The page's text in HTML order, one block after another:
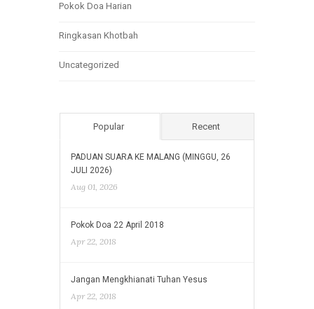
Pokok Doa Harian
Ringkasan Khotbah
Uncategorized
Popular Recent
PADUAN SUARA KE MALANG (MINGGU, 26
JULI 2026)
Aug 01, 2026
Pokok Doa 22 April 2018
Apr 22, 2018
Jangan Mengkhianati Tuhan Yesus
Apr 22, 2018